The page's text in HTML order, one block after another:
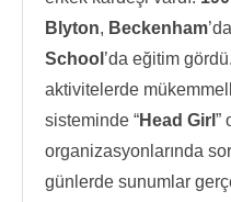
Blyton, Beckenham
School ’da eğitim
aktivitelerde
sisteminde “Head Girl ”
organizasyonlarında
günlerde sunumlar